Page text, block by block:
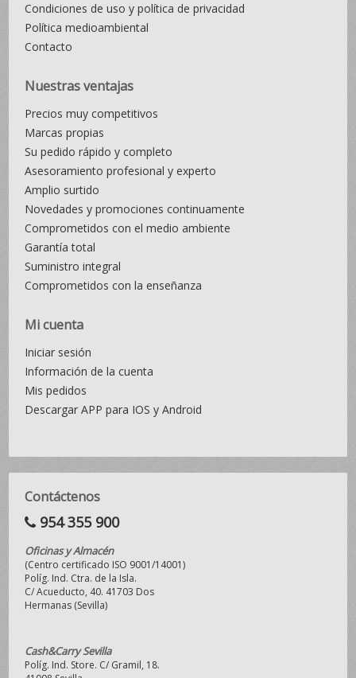
Condiciones de uso y política de privacidad
Política medioambiental
Contacto
Nuestras ventajas
Precios muy competitivos
Marcas propias
Su pedido rápido y completo
Asesoramiento profesional y experto
Amplio surtido
Novedades y promociones continuamente
Comprometidos con el medio ambiente
Garantía total
Suministro integral
Comprometidos con la enseñanza
Mi cuenta
Iniciar sesión
Información de la cuenta
Mis pedidos
Descargar APP para IOS y Android
Contáctenos
954 355 900
Oficinas y Almacén
(Centro certificado ISO 9001/14001)
Políg. Ind. Ctra. de la Isla.
C/ Acueducto, 40. 41703 Dos
Hermanas (Sevilla)
Cash&Carry Sevilla
Políg. Ind. Store. C/ Gramil, 18.